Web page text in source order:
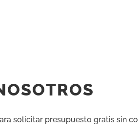
solicitar presupuesto gratis sin